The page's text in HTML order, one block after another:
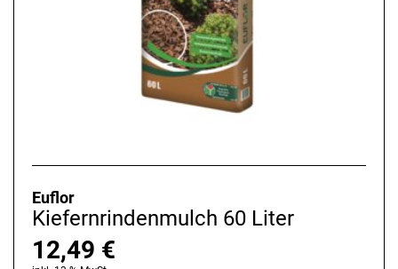
Euflor
Kiefernrindenmulch 60 Liter
12,49 €